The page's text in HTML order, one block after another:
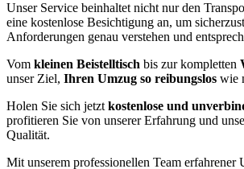
Unser Service beinhaltet nicht nur den
eine kostenlose Besichtigung an, um
Anforderungen genau verstehen und
Vom kleinen Beistelltisch bis zur kompletten
unser Ziel, Ihren Umzug so reibungslos wie
Holen Sie sich jetzt kostenlose und
profitieren Sie von unserer Erfahrung und
Qualität.
Mit unserem professionellen Team erfahrener